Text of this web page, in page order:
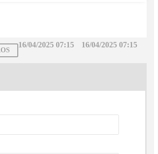
16/04/2025 07:15
16/04/2025 07:15